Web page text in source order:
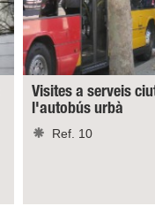
Visites a serveis
l'autobús urbà
Ref. 10